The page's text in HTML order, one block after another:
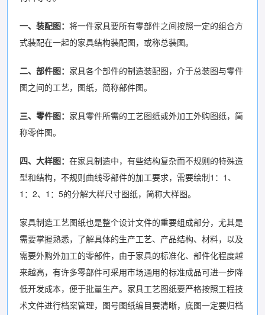
一、装配图： 将一件家具要所有零部件之间按照一定的组合方
式装配在一起的家具结构装配图，或称总装图。
二、部件图： 家具各个部件的制造装配图，介于总装图与零件
图之间的工艺，图纸，简称部件图。
三、零件图： 家具零件所需的工艺图纸或外加工外购图纸，简
称零件图。
四、大样图： 在家具制造中，有些结构复杂而不规则的特殊造
型和结构，不规则曲线零部件的加工要求，需要绘制1：1、
1：2、1：5的分解大样尺寸图纸，简称大样图。
家具制造工艺图纸也是整个设计文件的重要组成部分，尤其是
需要掌握熟悉，了解具体的生产工艺、产品结构、材料，以及
需要外购外加工的零部件，由于家具的标准化、部件化程度越
来越高，有许多零部件可采用市场通用的标准成品可进一步降
低开发成本，便于批量生产。家具工艺图纸要严格按照工程技
术文件进行档案管理，图号图纸编目要清晰，底图一定要归档